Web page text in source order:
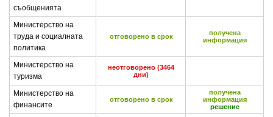
съобщенията
Министерство на
труда и социалната
политика
отговорено в срок
получена
информация
Министерство на
туризма
неотговорено (3464
дни)
Министерство на
финансите
отговорено в срок
получена
информация
решение